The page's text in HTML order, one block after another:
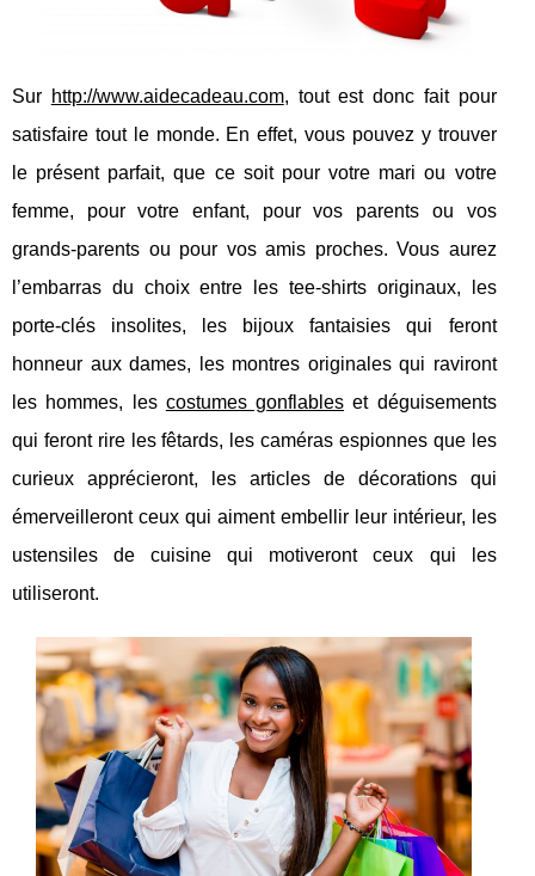
Sur http://www.aidecadeau.com, tout est donc fait pour
satisfaire tout le monde. En effet, vous pouvez y trouver
le présent parfait, que ce soit pour votre mari ou votre
femme, pour votre enfant, pour vos parents ou vos
grands-parents ou pour vos amis proches. Vous aurez
l’embarras du choix entre les tee-shirts originaux, les
porte-clés insolites, les bijoux fantaisies qui feront
honneur aux dames, les montres originales qui raviront
les hommes, les costumes gonflables et déguisements
qui feront rire les fêtards, les caméras espionnes que les
curieux apprécieront, les articles de décorations qui
émerveilleront ceux qui aiment embellir leur intérieur, les
ustensiles de cuisine qui motiveront ceux qui les
utiliseront.